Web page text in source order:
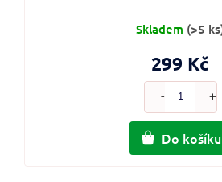
299 Kč
Do košíku
Skladem (>5